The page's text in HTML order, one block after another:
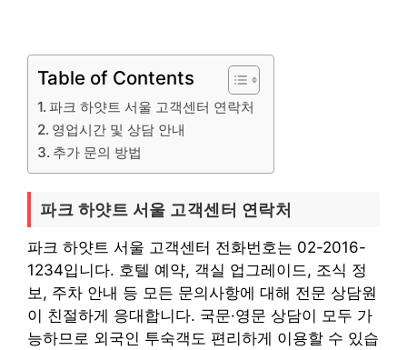
Table of Contents
파크 하얏트 서울 고객센터 연락처
영업시간 및 상담 안내
추가 문의 방법
파크 하얏트 서울 고객센터 연락처
파크 하얏트 서울 고객센터 전화번호는 02-2016-
1234입니다. 호텔 예약, 객실 업그레이드, 조식 정
보, 주차 안내 등 모든 문의사항에 대해 전문 상담원
이 친절하게 응대합니다. 국문·영문 상담이 모두 가
능하므로 외국인 투숙객도 편리하게 이용할 수 있습